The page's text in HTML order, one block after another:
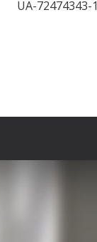
UA-72474343-1